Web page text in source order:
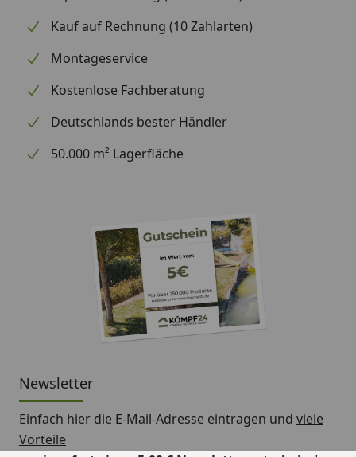
89)
Material
Verzinktes Stahlblech mit
Polyesterlackierung
Farbe
Anthrazit matt, Tanne/ Weiß,
Fundamentrahmen
Pergart Metallgerätehaus Lübeck II
Montageanleitung (Modell 86)
Pergart Metallgerätehaus Lübeck II
Montageanleitung (Modell 89)
Pergart Metallgerätehaus Lübeck II
Kauf auf Rechnung (10 Zahlarten)
Montageservice
Kostenlose Fachberatung
Deutschlands bester Händler
50.000 m² Lagerfläche
Newsletter
Einfach hier die E-Mail-Adresse eintragen und viele
Vorteile